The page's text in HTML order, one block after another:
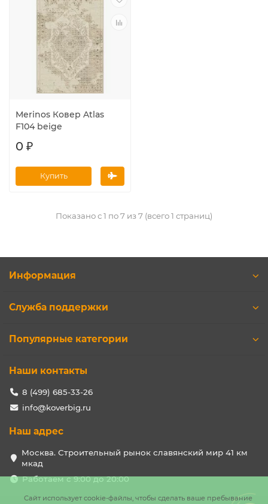
Merinos Ковер Atlas
F104 beige
0 ₽
Купить
Показано с 1 по 7 из 7 (всего 1 страниц)
Сайт использует cookie-файлы, чтобы сделать ваше пребывание
Информация
Служба поддержки
Популярные категории
Наши контакты
8 (499) 685-33-26
info@koverbig.ru
Наш адрес
Москва. Строительный рынок славянский мир 41 км
мкад
Работаем с 9:00 до 20:00